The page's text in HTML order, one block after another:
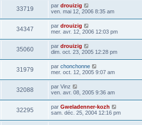
33719 par drouizig
ven. mai 12, 2006 8:35 am
34347 par drouizig
mer. avr. 12, 2006 12:03 pm
35060 par drouizig
dim. oct. 23, 2005 12:28 pm
31979 par chonchonne
mer. oct. 12, 2005 9:07 am
32088 par Vinz
ven. avr. 08, 2005 9:36 am
32295 par Gweladenner-kozh
sam. déc. 25, 2004 12:16 pm